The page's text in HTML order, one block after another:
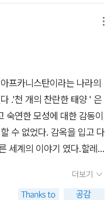
편의 영화를 보는 기분이
분한듯.단지 영상적인 스팩
램처럼그들의 현실을 전해
요한 의무를 가지고 있는
스탄과 가까운 곳에 있다.
작했다.아미르는 부유한
러울 것 없이 자랐다. 그
었다. 부잣집 도련님 아미
심은 변하지 않았다. 그러
니스탄은 국민의 80% 이
민족인 것이다. 세계 역사
의 취급을 받는 경우는 허
며, 그의 엄마는 그를 낳자
님을 모시고 있긴 했지만,
다. 특히 아미르 아버지의
음부터 하산이 표적이었
프카니스탄이라는 나라의
.'천 개의 찬란한 태양 ' 은
숙연한 모성에 대한 감동이
수 없었다. 감옥을 입고 다
세계의 이야기 였다.할레
바바에 대한 사랑의 갈망
다. 달아나고 싶어 했으
더보기